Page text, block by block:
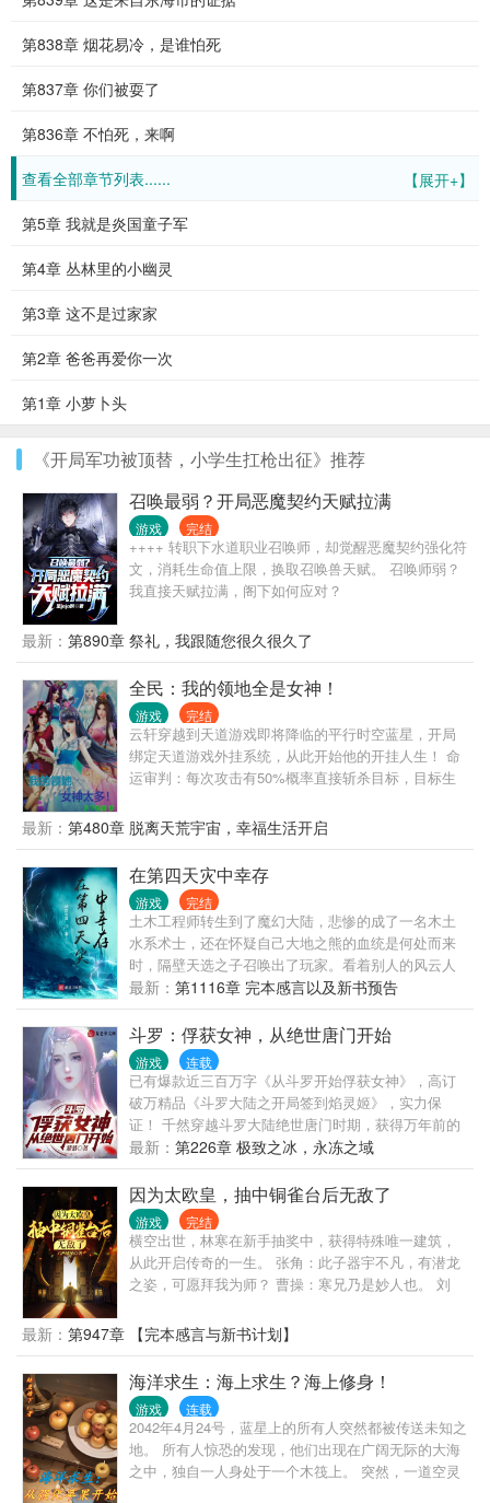
第838章 烟花易冷，是谁怕死
第837章 你们被耍了
第836章 不怕死，来啊
【展开+】
查看全部章节列表......
第5章 我就是炎国童子军
第4章 丛林里的小幽灵
第3章 这不是过家家
第2章 爸爸再爱你一次
第1章 小萝卜头
《开局军功被顶替，小学生扛枪出征》推荐
召唤最弱？开局恶魔契约天赋拉满
游戏 完结
++++ 转职下水道职业召唤师，却觉醒恶魔契约强化符
文，消耗生命值上限，换取召唤兽天赋。 召唤师弱？
我直接天赋拉满，阁下如何应对？
最新： 第890章 祭礼，我跟随您很久很久了
全民：我的领地全是女神！
游戏 完结
云轩穿越到天道游戏即将降临的平行时空蓝星，开局
绑定天道游戏外挂系统，从此开始他的开挂人生！ 命
运审判：每次攻击有50%概率直接斩杀目标，目标生
次攻击必定100%斩杀目标！ 神契：当目标自愿或重伤
时，可强制与目标签订平等共生契约或奴仆契约，开
启神契空间，契约者可在神契空间恢复状态甚至修
炼。 绝对防御：在体表生成一个数值与生命值等同的
护盾，减免99%的任何伤害，剩余1%伤害由护盾值扣
减，护盾值每5秒恢复1%。 幸运女神的眷顾：幸运加
成1000%，你做任何事都将好运连连！ …… 满级悟
性：任何需要领悟的事情，在你面前都不是问题！ 万
族：天道，那个老六他开挂！ 云轩：别瞎说，小心我
孩子才做选择，我，都要！
最新： 第480章 脱离天荒宇宙，幸福生活开启
在第四天灾中幸存
游戏 完结
土木工程师转生到了魔幻大陆，悲惨的成了一名木土
水系术士，还在怀疑自己大地之熊的血统是何处而来
时，隔壁天选之子召唤出了玩家。看着别人的风云人
生，希尔只想好好藏起来。
最新： 第1116章 完本感言以及新书预告
斗罗：俘获女神，从绝世唐门开始
游戏 连载
已有爆款近三百万字《从斗罗开始俘获女神》，高订
破万精品《斗罗大陆之开局签到焰灵姬》，实力保
证！ 千然穿越斗罗大陆绝世唐门时期，获得万年前的
武魂殿传承，在曾经的天使神千仞雪的帮助下获得百
万年魂兽天梦冰蚕和亡灵天灾伊莱克斯的力量，从此
走上一路横推的无敌之路。 万年前的武魂殿败了，可
这一世武魂殿当无敌于天下。 在史莱克学院，他是有
史以来最年轻的封号斗罗。 在日月皇家魂导师学院，
他是可怕的十级魂导师。 在星斗大森林，他是魂兽最
好的朋友，与古月娜结盟，重塑千仞雪神格。 在神
界，他是当之无愧的最强神王。 在千然的手中，天使
不知道什么叫做对手，灭唐三，灭霍雨浩…… 一路走
敌，你们随意！
最新： 第226章 极致之冰，永冻之域
因为太欧皇，抽中铜雀台后无敌了
游戏 完结
横空出世，林寒在新手抽奖中，获得特殊唯一建筑，
从此开启传奇的一生。 张角：此子器宇不凡，有潜龙
之姿，可愿拜我为师？ 曹操：寒兄乃是妙人也。 刘
子，我的貂蝉在哪里？ 诸葛亮：既生亮，何生寒？ 司
马懿：我不甘心，我司马家与你不共戴天。
最新： 第947章 【完本感言与新书计划】
海洋求生：海上求生？海上修身！
游戏 连载
2042年4月24号，蓝星上的所有人突然都被传送未知之
地。 所有人惊恐的发现，他们出现在广阔无际的大海
之中，独自一人身处于一个木筏上。 突然，一道空灵